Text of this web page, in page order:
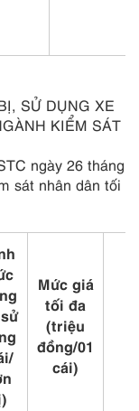
SỬ DỤNG XE
KIỂM SÁT
ngày 26 tháng
sát nhân dân tối
Mức giá
tối đa
(triệu
đồng/01
cái)